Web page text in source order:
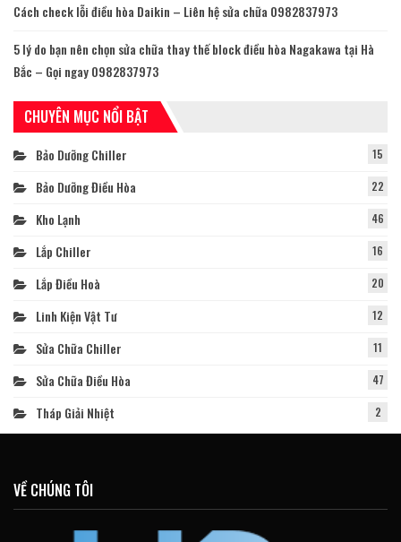
Cách check lỗi điều hòa Daikin – Liên hệ sửa chữa 0982837973
5 lý do bạn nên chọn sửa chữa thay thế block điều hòa Nagakawa tại Hà
Bắc – Gọi ngay 0982837973
CHUYÊN MỤC NỔI BẬT
Bảo Dưỡng Chiller 15
Bảo Dưỡng Điều Hòa 22
Kho Lạnh 46
Lắp Chiller 16
Lắp Điều Hoà 20
Linh Kiện Vật Tư 12
Sửa Chữa Chiller 11
Sửa Chữa Điều Hòa 47
Tháp Giải Nhiệt 2
VỀ CHÚNG TÔI